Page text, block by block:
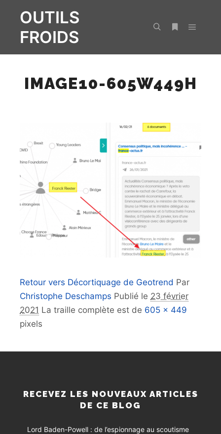
OUTILS
FROIDS
IMAGE10-605W449H
Retour vers Décortiquage de Geotrend Par
Christophe Deschamps Publié le 23 février
2021 La traille complète est de 605 × 449
pixels
RECEVEZ LES NOUVEAUX ARTICLES
DE CE BLOG
Lord Baden-Powell : de l’espionnage au scoutisme